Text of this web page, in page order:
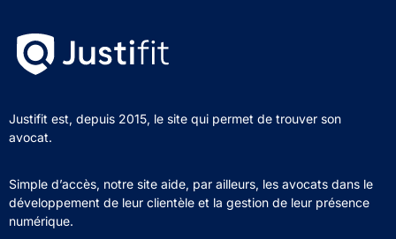
Justifit est, depuis 2015, le site qui permet de trouver son
avocat.
Simple d’accès, notre site aide, par ailleurs, les avocats dans le
développement de leur clientèle et la gestion de leur présence
numérique.